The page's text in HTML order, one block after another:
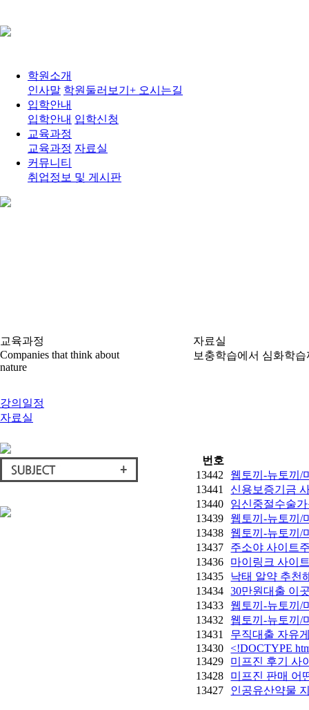
학원소개
인사말 학원둘러보기+ 오시는길
입학안내
입학안내 입학신청
교육과정
교육과정 자료실
커뮤니티
취업정보 및 게시판
교육과정
Companies that think about
nature
강의일정
자료실
자료실
보충학습에서 심화학
번호
13442
웹토끼-뉴토끼/
13441
신용보증기금
13440
임신중절수술
13439
웹토끼-뉴토끼/
13438
웹토끼-뉴토끼/
13437
주소야 사이트
13436
마이링크 사이
13435
낙태 알약 추천
13434
30만원대출 이
13433
웹토끼-뉴토끼/
13432
웹토끼-뉴토끼/
13431
무직대출 자유
13430
<!DOCTYPE
13429
미프진 후기 사
13428
미프진 판매 어
13427
인공유산약물